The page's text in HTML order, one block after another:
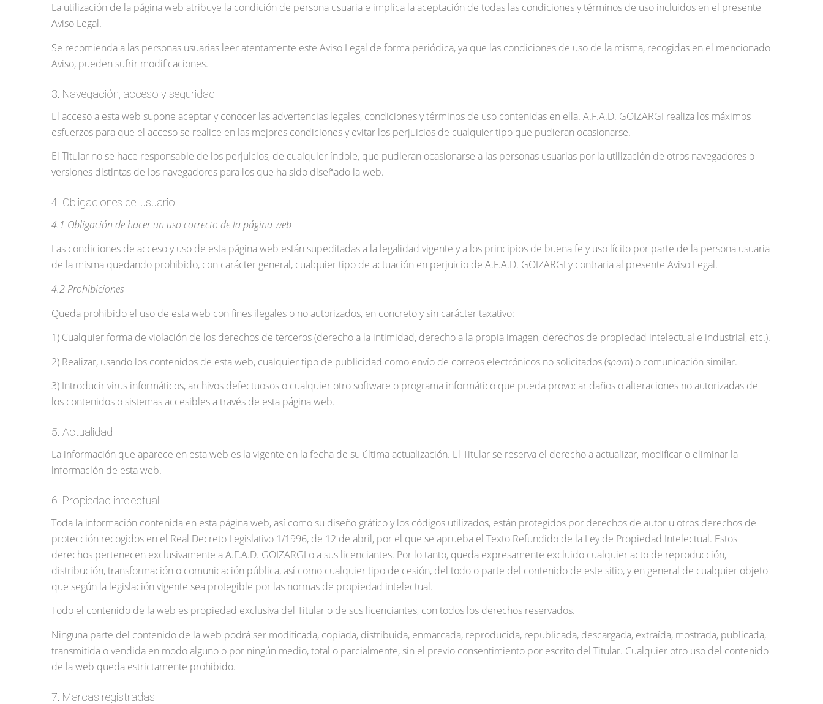
La utilización de la página web atribuye la condición de persona usuaria e implica la aceptación de todas las condiciones y términos de uso incluidos en el presente
Aviso Legal.
Se recomienda a las personas usuarias leer atentamente este Aviso Legal de forma periódica, ya que las condiciones de uso de la misma, recogidas en el mencionado
Aviso, pueden sufrir modificaciones.
3. Navegación, acceso y seguridad
El acceso a esta web supone aceptar y conocer las advertencias legales, condiciones y términos de uso contenidas en ella. A.F.A.D. GOIZARGI realiza los máximos
esfuerzos para que el acceso se realice en las mejores condiciones y evitar los perjuicios de cualquier tipo que pudieran ocasionarse.
El Titular no se hace responsable de los perjuicios, de cualquier índole, que pudieran ocasionarse a las personas usuarias por la utilización de otros navegadores o
versiones distintas de los navegadores para los que ha sido diseñado la web.
4. Obligaciones del usuario
4.1 Obligación de hacer un uso correcto de la página web
Las condiciones de acceso y uso de esta página web están supeditadas a la legalidad vigente y a los principios de buena fe y uso lícito por parte de la persona usuaria
de la misma quedando prohibido, con carácter general, cualquier tipo de actuación en perjuicio de A.F.A.D. GOIZARGI y contraria al presente Aviso Legal.
4.2 Prohibiciones
Queda prohibido el uso de esta web con fines ilegales o no autorizados, en concreto y sin carácter taxativo:
1) Cualquier forma de violación de los derechos de terceros (derecho a la intimidad, derecho a la propia imagen, derechos de propiedad intelectual e industrial, etc.).
2) Realizar, usando los contenidos de esta web, cualquier tipo de publicidad como envío de correos electrónicos no solicitados (spam) o comunicación similar.
3) Introducir virus informáticos, archivos defectuosos o cualquier otro software o programa informático que pueda provocar daños o alteraciones no autorizadas de
los contenidos o sistemas accesibles a través de esta página web.
5. Actualidad
La información que aparece en esta web es la vigente en la fecha de su última actualización. El Titular se reserva el derecho a actualizar, modificar o eliminar la
información de esta web.
6. Propiedad intelectual
Toda la información contenida en esta página web, así como su diseño gráfico y los códigos utilizados, están protegidos por derechos de autor u otros derechos de
protección recogidos en el Real Decreto Legislativo 1/1996, de 12 de abril, por el que se aprueba el Texto Refundido de la Ley de Propiedad Intelectual. Estos
derechos pertenecen exclusivamente a A.F.A.D. GOIZARGI o a sus licenciantes. Por lo tanto, queda expresamente excluido cualquier acto de reproducción,
distribución, transformación o comunicación pública, así como cualquier tipo de cesión, del todo o parte del contenido de este sitio, y en general de cualquier objeto
que según la legislación vigente sea protegible por las normas de propiedad intelectual.
Todo el contenido de la web es propiedad exclusiva del Titular o de sus licenciantes, con todos los derechos reservados.
Ninguna parte del contenido de la web podrá ser modificada, copiada, distribuida, enmarcada, reproducida, republicada, descargada, extraída, mostrada, publicada,
transmitida o vendida en modo alguno o por ningún medio, total o parcialmente, sin el previo consentimiento por escrito del Titular. Cualquier otro uso del contenido
de la web queda estrictamente prohibido.
7. Marcas registradas